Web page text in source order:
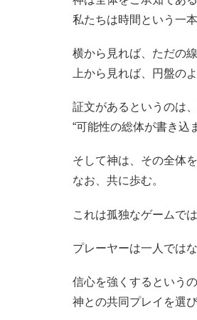
私たちは時間という一
横から見れば、ただの線
上から見れば、円盤の
証文があるというのは
“可能性の総体が書き込
そして神は、その全体
なお、共に歩む。
これは孤独なゲームでは
プレーヤーは一人ではな
信心を強くするというの
神との共同プレイを選び